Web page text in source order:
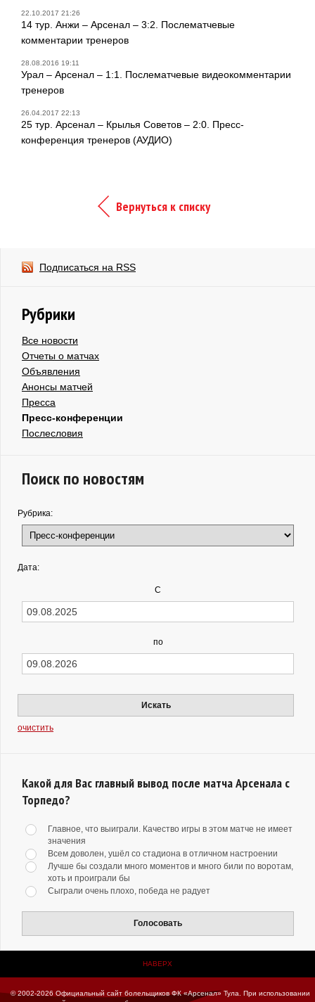
22.10.2017 21:26
14 тур. Анжи – Арсенал – 3:2. Послематчевые
комментарии тренеров
28.08.2016 19:11
Урал – Арсенал – 1:1. Послематчевые видеокомментарии
тренеров
26.04.2017 22:13
25 тур. Арсенал – Крылья Советов – 2:0. Пресс-
конференция тренеров (АУДИО)
Вернуться к списку
Подписаться на RSS
Рубрики
Все новости
Отчеты о матчах
Объявления
Анонсы матчей
Пресса
Пресс-конференции
Послесловия
Поиск по новостям
Рубрика:
Дата:
С
по
Искать
очистить
Какой для Вас главный вывод после матча Арсенала с
Торпедо?
Главное, что выиграли. Качество игры в этом матче не имеет
значения
Всем доволен, ушёл со стадиона в отличном настроении
Лучше бы создали много моментов и много били по воротам,
хоть и проиграли бы
Сыграли очень плохо, победа не радует
Голосовать
НАВЕРХ
© 2002-2026 Официальный сайт болельщиков ФК «Арсенал» Тула.
При использовании